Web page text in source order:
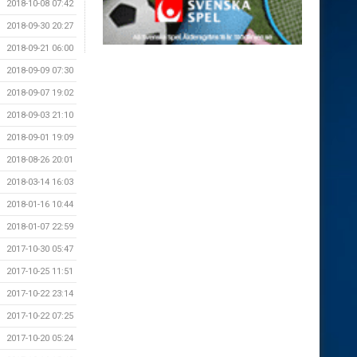
2018-10-08 07:42
2018-09-30 20:27
2018-09-21 06:00
2018-09-09 07:30
2018-09-07 19:02
2018-09-03 21:10
2018-09-01 19:09
2018-08-26 20:01
2018-03-14 16:03
2018-01-16 10:44
2018-01-07 22:59
2017-10-30 05:47
2017-10-25 11:51
2017-10-22 23:14
2017-10-22 07:25
2017-10-20 05:24